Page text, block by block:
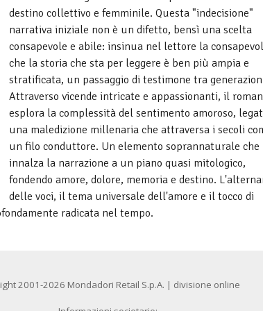
destino collettivo e femminile. Questa "indecisione"
narrativa iniziale non è un difetto, bensì una scelta
consapevole e abile: insinua nel lettore la
che la storia che sta per leggere è ben più ampia e
stratificata, un passaggio di testimone tra
Attraverso vicende intricate e appassionanti, il
esplora la complessità del sentimento amoroso,
una maledizione millenaria che attraversa i secoli
un filo conduttore. Un elemento soprannaturale che
innalza la narrazione a un piano quasi mitologico,
fondendo amore, dolore, memoria e destino.
delle voci, il tema universale dell'amore e il tocco di
radicata nel tempo.
2001-2026 Mondadori Retail S.p.A. | divisione online